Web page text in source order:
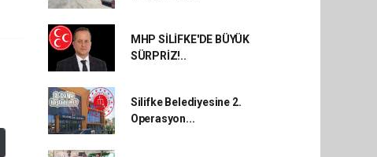
MHP SİLİFKE'DE BÜYÜK
SÜRPRİZ!..
Silifke Belediyesine 2.
Operasyon...